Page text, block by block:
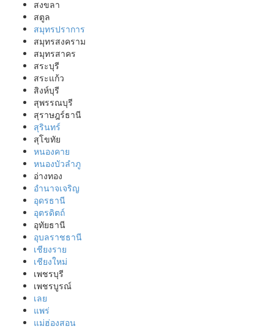
สงขลา
สตูล
สมุทรปราการ
สมุทรสงคราม
สมุทรสาคร
สระบุรี
สระแก้ว
สิงห์บุรี
สุพรรณบุรี
สุราษฎร์ธานี
สุรินทร์
สุโขทัย
หนองคาย
หนองบัวลำภู
อ่างทอง
อำนาจเจริญ
อุดรธานี
อุตรดิตถ์
อุทัยธานี
อุบลราชธานี
เชียงราย
เชียงใหม่
เพชรบุรี
เพชรบูรณ์
เลย
แพร่
แม่ฮ่องสอน